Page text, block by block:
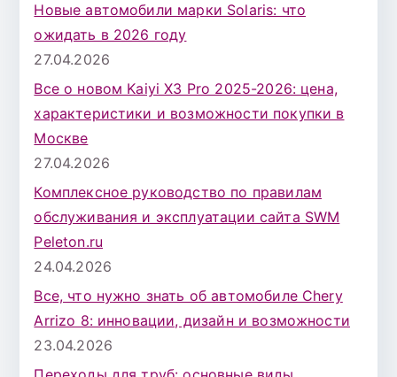
Новые автомобили марки Solaris: что
ожидать в 2026 году
27.04.2026
Все о новом Kaiyi X3 Pro 2025-2026: цена,
характеристики и возможности покупки в
Москве
27.04.2026
Комплексное руководство по правилам
обслуживания и эксплуатации сайта SWM
Peleton.ru
24.04.2026
Все, что нужно знать об автомобиле Chery
Arrizo 8: инновации, дизайн и возможности
23.04.2026